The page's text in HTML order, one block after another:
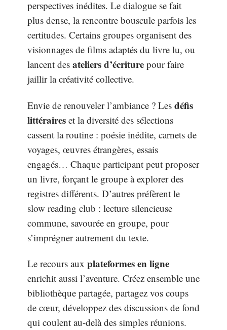
perspectives inédites. Le dialogue se fait
plus dense, la rencontre bouscule parfois les
certitudes. Certains groupes organisent des
visionnages de films adaptés du livre lu, ou
lancent des ateliers d’écriture pour faire
jaillir la créativité collective.
Envie de renouveler l’ambiance ? Les défis
littéraires et la diversité des sélections
cassent la routine : poésie inédite, carnets de
voyages, œuvres étrangères, essais
engagés… Chaque participant peut proposer
un livre, forçant le groupe à explorer des
registres différents. D’autres préfèrent le
slow reading club : lecture silencieuse
commune, savourée en groupe, pour
s’imprégner autrement du texte.
Le recours aux plateformes en ligne
enrichit aussi l’aventure. Créez ensemble une
bibliothèque partagée, partagez vos coups
de cœur, développez des discussions de fond
qui coulent au-delà des simples réunions.